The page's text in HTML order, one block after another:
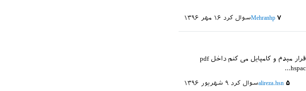
سوال کرد ۱۶ مهر ۱۳۹۶ Mehranhp ۷
با سلام و خسته نباشی وقتی فرمول ریاضی رو داخل equation قرار میدم و کامپایل می کنم داخل pdf
سوال کرد ۹ شهریور ۱۳۹۶ alireza.hsn ۵